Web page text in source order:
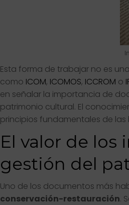
Esta forma de trabajar no es
como ICOM, ICOMOS, ICCROM o
en señalar la importancia de
patrimonio cultural. El
principios fundamentales de
El valor de los
gestión del
Uno de los documentos más
conservación-restauración.